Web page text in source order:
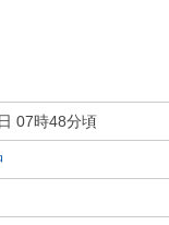
07時48分頃